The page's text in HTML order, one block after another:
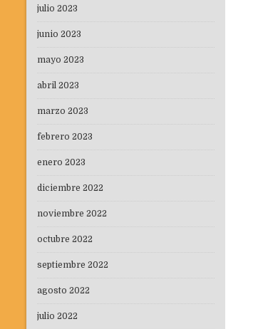
julio 2023
junio 2023
mayo 2023
abril 2023
marzo 2023
febrero 2023
enero 2023
diciembre 2022
noviembre 2022
octubre 2022
septiembre 2022
agosto 2022
julio 2022